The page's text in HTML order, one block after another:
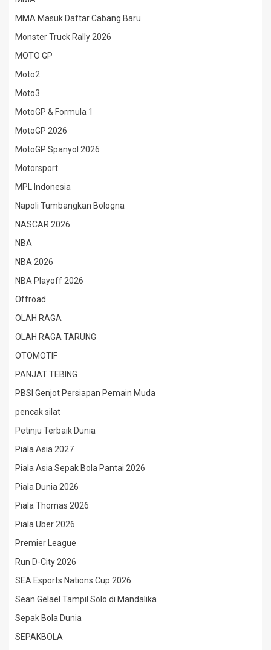
MMA Masuk Daftar Cabang Baru
Monster Truck Rally 2026
MOTO GP
Moto2
Moto3
MotoGP & Formula 1
MotoGP 2026
MotoGP Spanyol 2026
Motorsport
MPL Indonesia
Napoli Tumbangkan Bologna
NASCAR 2026
NBA
NBA 2026
NBA Playoff 2026
Offroad
OLAH RAGA
OLAH RAGA TARUNG
OTOMOTIF
PANJAT TEBING
PBSI Genjot Persiapan Pemain Muda
pencak silat
Petinju Terbaik Dunia
Piala Asia 2027
Piala Asia Sepak Bola Pantai 2026
Piala Dunia 2026
Piala Thomas 2026
Piala Uber 2026
Premier League
Run D-City 2026
SEA Esports Nations Cup 2026
Sean Gelael Tampil Solo di Mandalika
Sepak Bola Dunia
SEPAKBOLA